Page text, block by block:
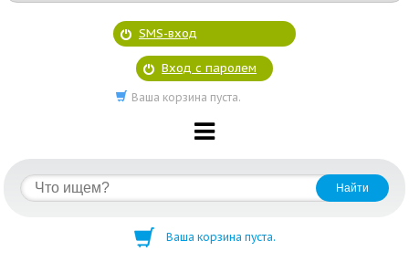
SMS-вход
Вход с паролем
Ваша корзина пуста.
Ваша корзина пуста.